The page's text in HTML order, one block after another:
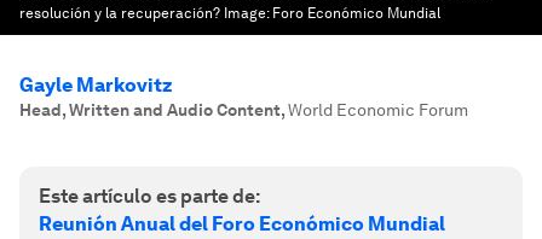
resolución y la recuperación? Image: Foro Económico Mundial
Gayle Markovitz
Head, Written and Audio Content,World Economic Forum
Este artículo es parte de:
Reunión Anual del Foro Económico Mundial